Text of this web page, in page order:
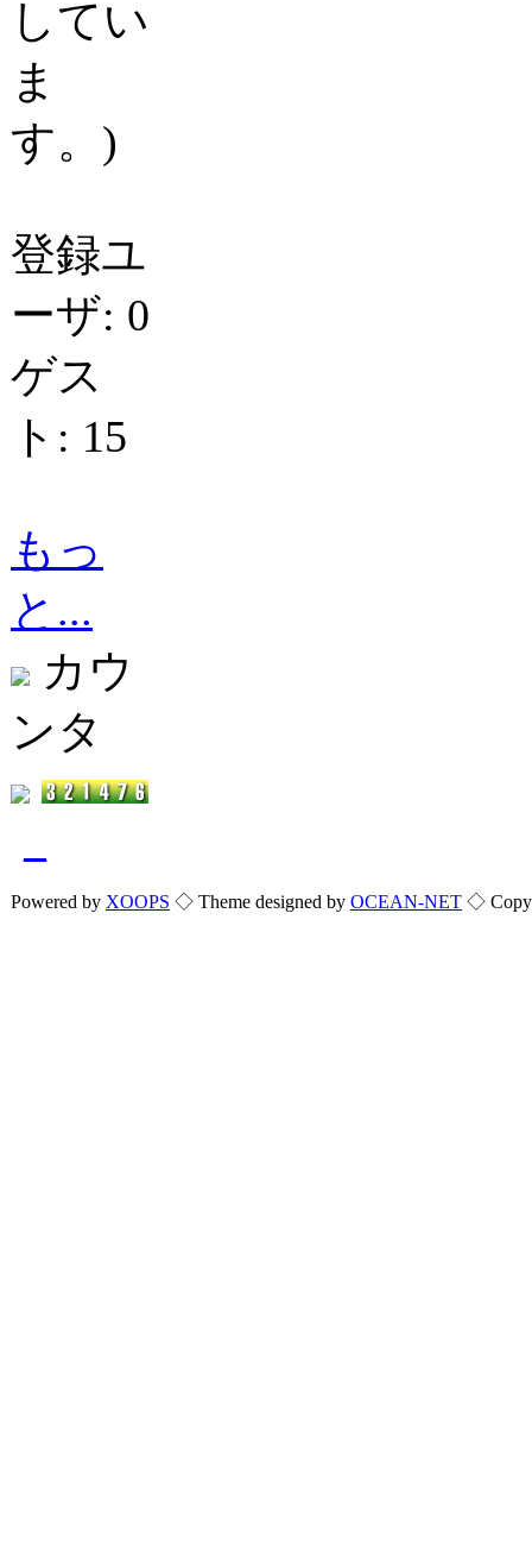
してい
ま
す。)
登録ユ
ーザ: 0
ゲス
ト: 15
もっ
と...
カウ
ンタ
Powered by XOOPS ◇ Theme designed by OCEAN-NET ◇